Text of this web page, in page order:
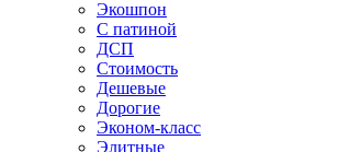
Экошпон
С патиной
ДСП
Стоимость
Дешевые
Дорогие
Эконом-класс
Элитные